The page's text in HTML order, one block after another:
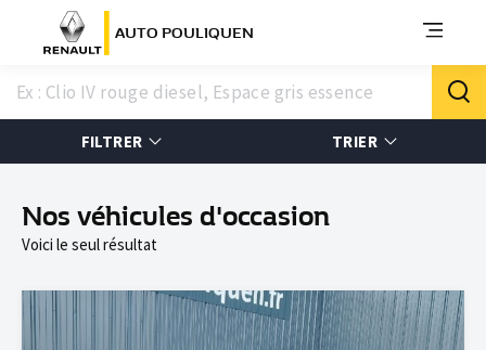
AUTO POULIQUEN
FILTRER TRIER
Nos véhicules d'occasion
Voici le seul résultat